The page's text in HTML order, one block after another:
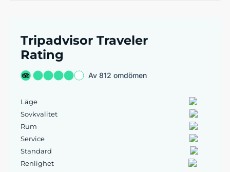
Tripadvisor Traveler
Rating
Av 812 omdömen
Läge
Sovkvalitet
Rum
Service
Standard
Renlighet